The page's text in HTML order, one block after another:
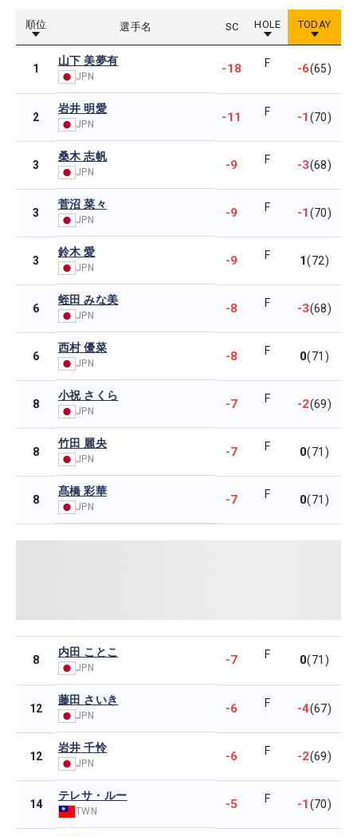
順位 選手名 SC HOLE TODAY
1
山下 美夢有
JPN
-18 F -6(65)
2
岩井 明愛
JPN -11 F -1(70)
3
桑木 志帆
JPN -9 F -3(68)
3
菅沼 菜々
JPN -9 F -1(70)
3
鈴木 愛
JPN -9 F 1(72)
6
蛭田 みな美
JPN -8 F -3(68)
6
西村 優菜
JPN -8 F 0(71)
8
小祝 さくら
JPN -7 F -2(69)
8
竹田 麗央
JPN -7 F 0(71)
8
髙橋 彩華
JPN -7 F 0(71)
8
内田 ことこ
JPN
-7 F 0(71)
12
藤田 さいき
JPN -6 F -4(67)
12
岩井 千怜
JPN -6 F -2(69)
14
テレサ・ルー
TWN -5 F -1(70)